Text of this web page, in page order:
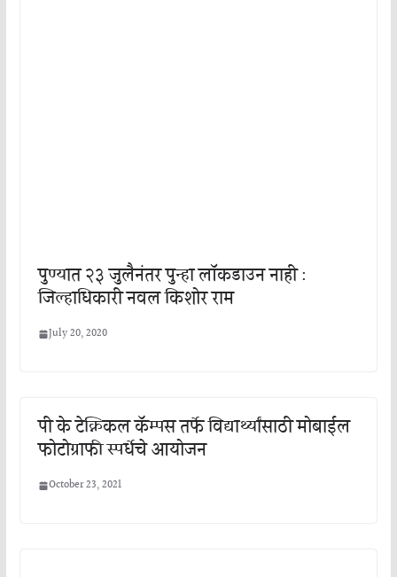
पुण्यात २३ जुलैनंतर पुन्हा लॉकडाउन नाही :
जिल्हाधिकारी नवल किशोर राम
July 20, 2020
पी के टेक्निकल कॅम्पस तर्फे विद्यार्थ्यांसाठी मोबाईल
फोटोग्राफी स्पर्धेचे आयोजन
October 23, 2021